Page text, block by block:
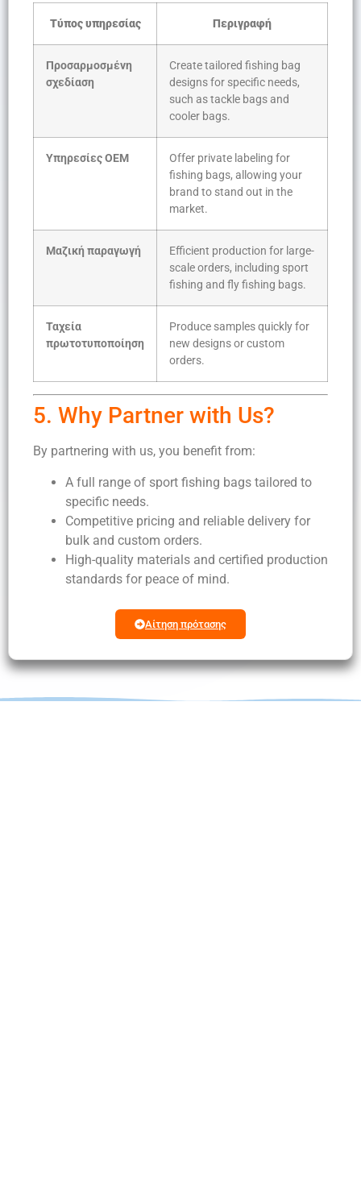
Τύπος υπηρεσίας Περιγραφή
Προσαρμοσμένη
σχεδίαση
Create tailored fishing bag
designs for specific needs,
such as tackle bags and
cooler bags.
Υπηρεσίες OEM
Offer private labeling for
fishing bags, allowing your
brand to stand out in the
market.
Μαζική παραγωγή
Efficient production for large-
scale orders, including sport
fishing and fly fishing bags.
Ταχεία
πρωτοτυποποίηση
Produce samples quickly for
new designs or custom
orders.
5. Why Partner with Us?
By partnering with us, you benefit from:
A full range of sport fishing bags tailored to
specific needs.
Competitive pricing and reliable delivery for
bulk and custom orders.
High-quality materials and certified production
standards for peace of mind.
Αίτηση πρότασης